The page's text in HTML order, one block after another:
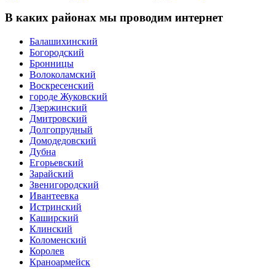
В каких районах мы проводим интернет
Балашихинский
Богородский
Бронницы
Волоколамский
Воскресенский
городе Жуковский
Дзержинский
Дмитровский
Долгопрудный
Домодедовский
Дубна
Егорьевский
Зарайский
Звенигородский
Ивантеевка
Истринский
Каширский
Клинский
Коломенский
Королев
Краноармейск